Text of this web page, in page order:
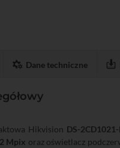
Dane techniczne
Hikvision DS-2CD1021-
2 Mpix oraz oświetlacz